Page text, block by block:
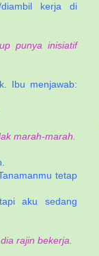
kerja di
punya inisiatif
Ibu menjawab:
marah-marah.
tetap
aku sedang
rajin bekerja.